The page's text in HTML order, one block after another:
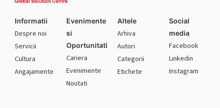
Informatii
Despre noi
Servicii
Cultura
Angajamente
Evenimente
si
Oportunitati
Cariera
Evenimente
Noutati
Altele
Arhiva
Autori
Categorii
Etichete
Social
media
Facebook
Linkedin
Instagram